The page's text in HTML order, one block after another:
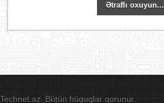
Ətraflı oxuyun...
Technet.az. Bütün hüquqlar qorunur.